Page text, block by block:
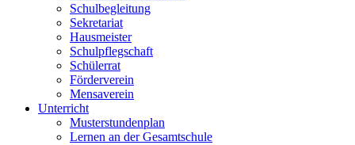
Schulbegleitung
Sekretariat
Hausmeister
Schulpflegschaft
Schülerrat
Förderverein
Mensaverein
Unterricht
Musterstundenplan
Lernen an der Gesamtschule